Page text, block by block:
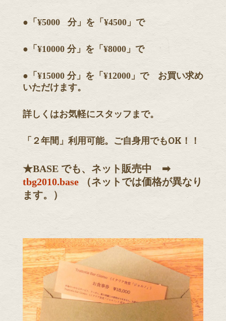
●「¥5000 分」を「¥4500」で
●「¥10000 分」を「¥8000」で
●「¥15000 分」を「¥12000」で お買い求め
いただけます。
詳しくはお気軽にスタッフまで。
「２年間」利用可能。ご自身用でもOK！！
★BASE でも、 ネット販売中 ➡︎
tbg2010.base （ネットでは価格が異なり
ます。）